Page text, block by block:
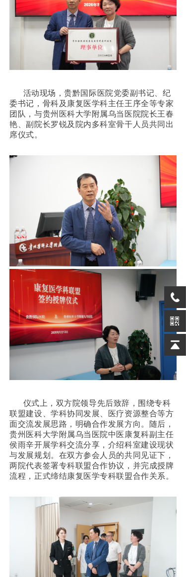
活动现场，贵黔国际医院党委副书记、纪
委书记，骨科及康复医学科主任王序全等专家
团队，与贵州医科大学附属乌当医院院长王春
艳、副院长罗锐及院内多科室骨干人员共同出
席仪式。
仪式上，双方院领导先后致辞，围绕专科
联盟建设、学科协同发展、医疗资源整合等方
面交流发展思路，明确合作发展方向。随后，
贵州医科大学附属乌当医院中医康复科副主任
侯雨辛开展学科交流分享，介绍科室建设现状
与发展规划。在双方参会人员的共同见证下，
两院代表签署专科联盟合作协议，并完成授牌
流程，正式缔结康复医学专科联盟合作关系。